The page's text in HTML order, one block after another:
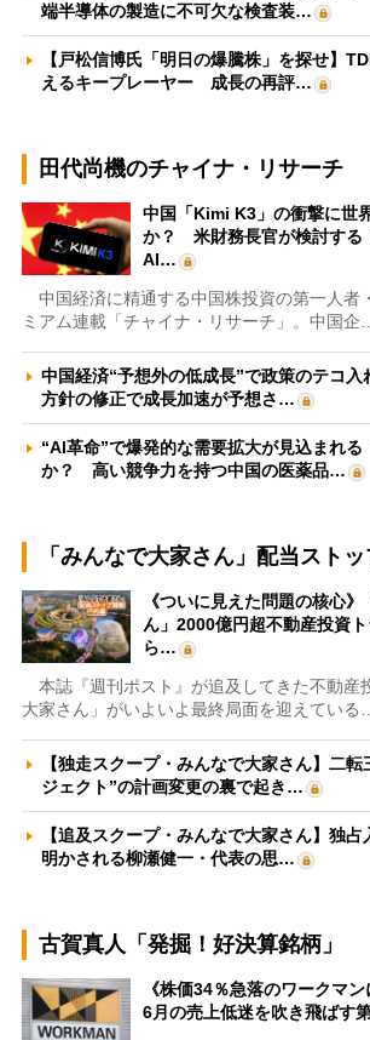
端半導体の製造に不可欠な検査装…
【戸松信博氏「明日の爆騰株」を探せ】
えるキープレーヤー 成長の再評…
田代尚機のチャイナ・リサーチ
中国「Kimi K3」の衝撃に世
か？ 米財務長官が検討する
AI…
中国経済に精通する中国株投資の第一人者
ミアム連載「チャイナ・リサーチ」。中国企
中国経済“予想外の低成長”で政策のテコ
方針の修正で成長加速が予想さ…
“AI革命”で爆発的な需要拡大が見込まれる
か？ 高い競争力を持つ中国の医薬品…
「みんなで大家さん」配当スト
《ついに見えた問題の核心
ん」2000億円超不動産投資ト
ら…
本誌『週刊ポスト』が追及してきた不動産
大家さん」がいよいよ最終局面を迎えている
【独走スクープ・みんなで大家さん】二転
ジェクト”の計画変更の裏で起き…
【追及スクープ・みんなで大家さん】独
明かされる柳瀬健一・代表の思…
古賀真人「発掘！好決算銘柄」
《株価34％急落のワークマ
6月の売上低迷を吹き飛ばす